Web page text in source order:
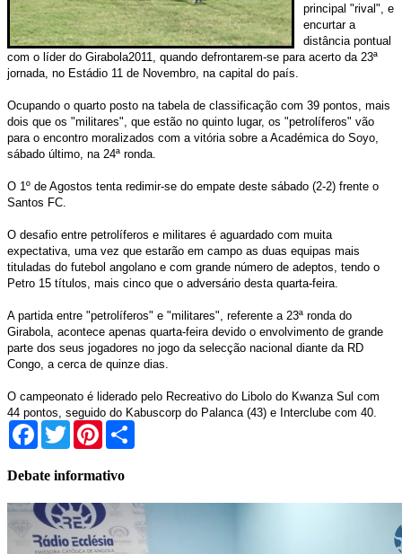
principal "rival", e
encurtar a
distância pontual
com o líder do Girabola2011, quando defrontarem-se para acerto da 23ª
jornada, no Estádio 11 de Novembro, na capital do país.
Ocupando o quarto posto na tabela de classificação com 39 pontos, mais
dois que os "militares", que estão no quinto lugar, os "petrolíferos" vão
para o encontro moralizados com a vitória sobre a Académica do Soyo,
sábado último, na 24ª ronda.
O 1º de Agostos tenta redimir-se do empate deste sábado (2-2) frente o
Santos FC.
O desafio entre petrolíferos e militares é aguardado com muita
expectativa, uma vez que estarão em campo as duas equipas mais
tituladas do futebol angolano e com grande número de adeptos, tendo o
Petro 15 títulos, mais cinco que o adversário desta quarta-feira.
A partida entre "petrolíferos" e "militares", referente a 23ª ronda do
Girabola, acontece apenas quarta-feira devido o envolvimento de grande
parte dos seus jogadores no jogo da selecção nacional diante da RD
Congo, a cerca de quinze dias.
O campeonato é liderado pelo Recreativo do Libolo do Kwanza Sul com
44 pontos, seguido do Kabuscorp do Palanca (43) e Interclube com 40.
Facebook
TwitterPinterest
Debate informativo